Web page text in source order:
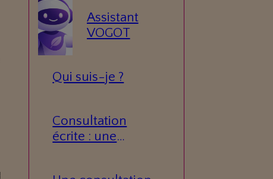
Assistant
VOGOT
Qui suis-je ?
Consultation
écrite : une